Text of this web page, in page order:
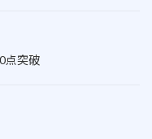
点突破